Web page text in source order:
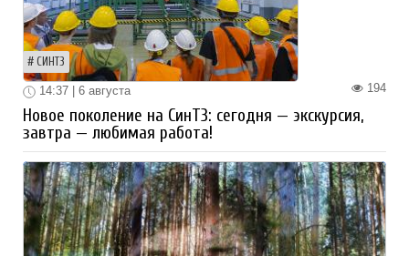
СИНТЗ
194
14:37 | 6 августа
Новое поколение на СинТЗ: сегодня — экскурсия,
завтра — любимая работа!